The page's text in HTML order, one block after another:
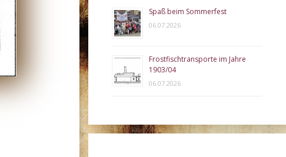
Spaß beim Sommerfest
06.07.2026
Frostfischtransporte im Jahre
1903/04
06.07.2026